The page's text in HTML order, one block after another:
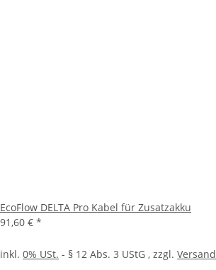
EcoFlow DELTA Pro Kabel für Zusatzakku
91,60 € *
inkl. 0% USt. - § 12 Abs. 3 UStG , zzgl. Versand